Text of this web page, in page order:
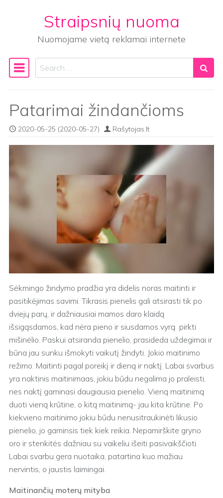
Straipsnių nuoma
Nuomojame vietą reklamai internete
Main Navigation
Search
Patarimai žindančioms
2020-05-25 (2020-05-27) Rašytojas.lt
Sėkmingo žindymo pradžia yra didelis noras maitinti ir
pasitikėjimas savimi. Tikrasis pienelis gali atsirasti tik po
dviejų parų, ir dažniausiai mamos daro klaidą
išsigąsdamos, kad nėra pieno ir siusdamos vyrą pirkti
mišinėlio. Paskui atsiranda pienelio, prasideda uždegimai ir
būna jau sunku išmokyti vaikutį žindyti. Jokio maitinimo
režimo. Maitinti pagal poreikį ir dieną ir naktį. Labai svarbus
yra naktinis maitinimaas, jokiu būdu negalima jo praleisti,
nes naktį gaminasi daugiausia pienelio. Vieną maitinimą
duoti vieną krūtine, o kitą maitinimą- jau kita krūtine. Po
kiekvieno maitinimo jokiu būdu nenusitraukinėti likusio
pienelio, jo gaminsis tiek kiek reikia. Nepamirškite gryno
oro ir stenkitės dažniau su vaikeliu išeiti pasivaikščioti.
Labai svarbu gera nuotaika, patartina kuo mažiau
nervintis, o jaustis laimingai.
Maitinančių moterų mityba